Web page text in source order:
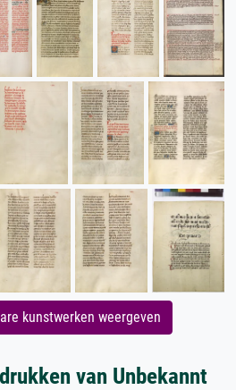
kunstwerken weergeven
van Unbekannt